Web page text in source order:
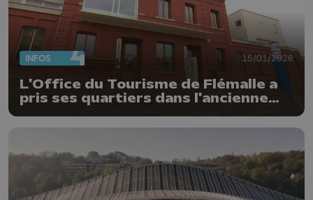
INFOS 15/01/2026
L'Office du Tourisme de Flémalle a
pris ses quartiers dans l'ancienne